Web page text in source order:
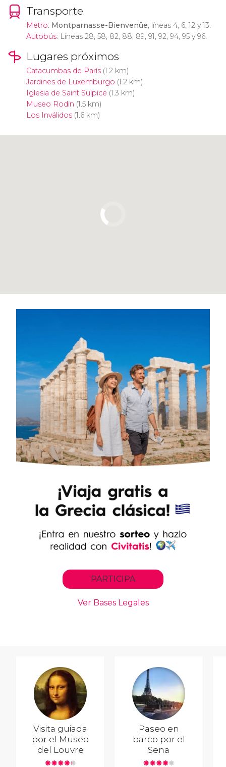
Transporte
Metro: Montparnasse-Bienvenüe, líneas 4, 6, 12 y 13.
Autobús: Líneas 28, 58, 82, 88, 89, 91, 92, 94, 95 y 96.
Lugares próximos
Catacumbas de París(1.2 km)
Jardines de Luxemburgo (1.2 km)
Iglesia de Saint Sulpice (1.3 km)
Museo Rodin (1.5 km)
Los Inválidos(1.6 km)
Visita guiada
por el Museo
del Louvre
Paseo en
barco por el
Sena